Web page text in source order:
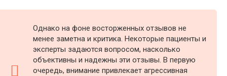
Однако на фоне восторженных отзывов не
менее заметна и критика. Некоторые пациенты и
эксперты задаются вопросом, насколько
объективны и надежны эти отзывы. В первую
очередь, внимание привлекает агрессивная